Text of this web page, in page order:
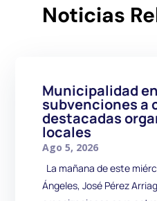
Noticias
Municipalidad
subvenciones a
destacadas
locales
Ago 5, 2026
La mañana de este
Ángeles, José Pérez